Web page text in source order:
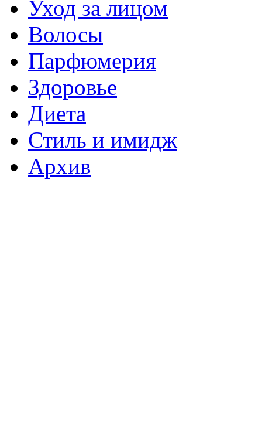
Уход за лицом
Волосы
Парфюмерия
Здоровье
Диета
Стиль и имидж
Архив